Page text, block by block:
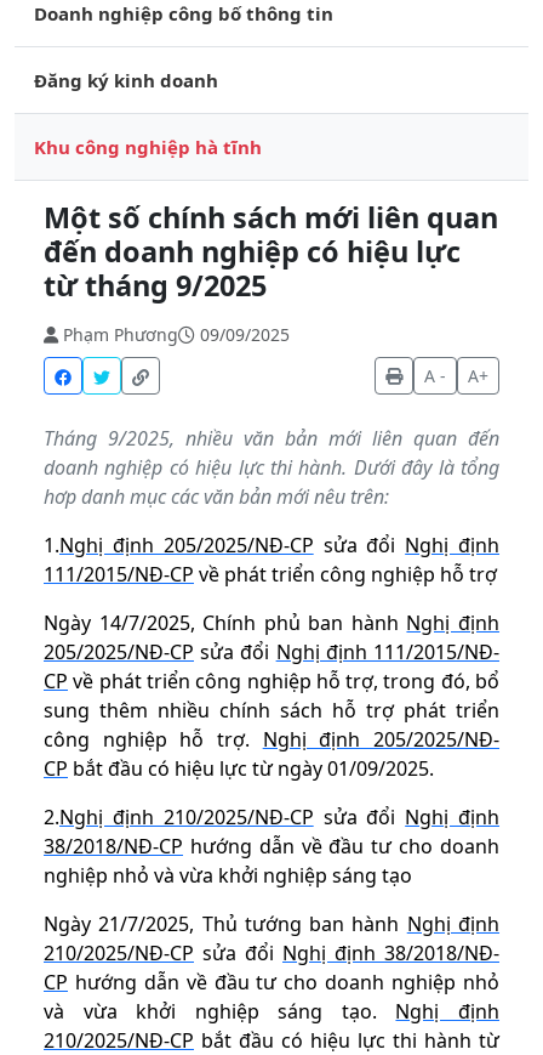
Doanh nghiệp công bố thông tin
Đăng ký kinh doanh
Khu công nghiệp hà tĩnh
Một số chính sách mới liên quan
đến doanh nghiệp có hiệu lực
từ tháng 9/2025
Phạm Phương
09/09/2025
A -
A+
Tháng 9/2025, nhiều văn bản mới liên quan đến
doanh nghiệp có hiệu lực thi hành. Dưới đây là tổng
hơp danh mục các văn bản mới nêu trên:
1.Nghị định 205/2025/NĐ-CP sửa đổi Nghị định
111/2015/NĐ-CP về phát triển công nghiệp hỗ trợ
Ngày 14/7/2025, Chính phủ ban hành Nghị định
205/2025/NĐ-CP sửa đổi Nghị định 111/2015/NĐ-
CP về phát triển công nghiệp hỗ trợ, trong đó, bổ
sung thêm nhiều chính sách hỗ trợ phát triển
công nghiệp hỗ trợ. Nghị định 205/2025/NĐ-
CP bắt đầu có hiệu lực từ ngày 01/09/2025.
2.Nghị định 210/2025/NĐ-CP sửa đổi Nghị định
38/2018/NĐ-CP hướng dẫn về đầu tư cho doanh
nghiệp nhỏ và vừa khởi nghiệp sáng tạo
Ngày 21/7/2025, Thủ tướng ban hành Nghị định
210/2025/NĐ-CP sửa đổi Nghị định 38/2018/NĐ-
CP hướng dẫn về đầu tư cho doanh nghiệp nhỏ
và vừa khởi nghiệp sáng tạo. Nghị định
210/2025/NĐ-CP bắt đầu có hiệu lực thi hành từ